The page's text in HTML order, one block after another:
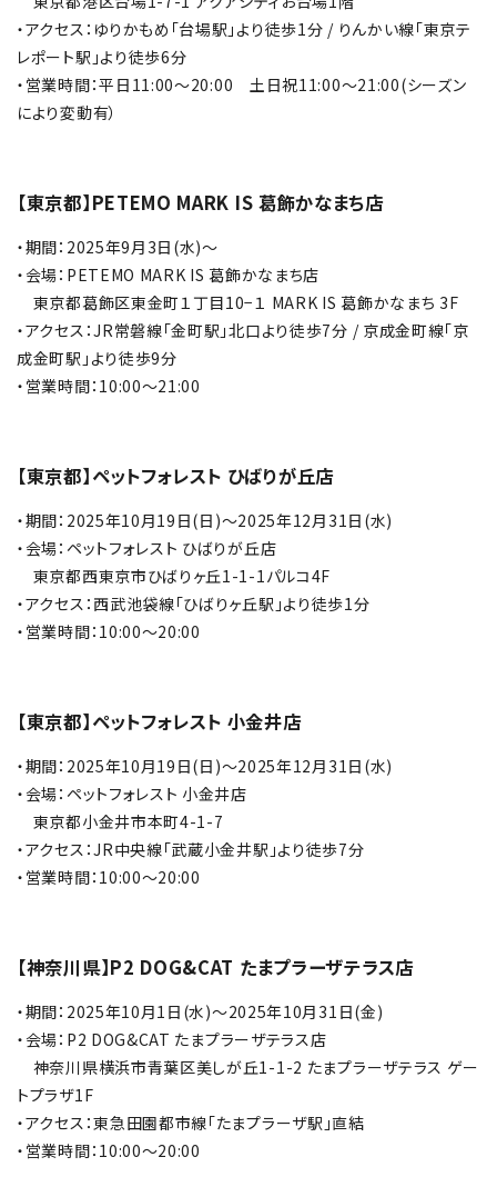
・アクセス：ゆりかもめ「台場駅」より徒歩1分 / りんかい線「東京テ
レポート駅」より徒歩6分
・営業時間：平日11:00～20:00 土日祝11:00～21:00(シーズン
により変動有）
【東京都】PETEMO MARK IS 葛飾かなまち店
・期間：2025年9月3日(水)～
・会場：PETEMO MARK IS 葛飾かなまち店
東京都葛飾区東金町１丁目10−１ MARK IS 葛飾かなまち 3F
・アクセス：JR常磐線「金町駅」北口より徒歩7分 / 京成金町線「京
成金町駅」より徒歩9分
・営業時間：10:00～21:00
【東京都】ペットフォレスト ひばりが丘店
・期間：2025年10月19日(日)～2025年12月31日(水)
・会場：ペットフォレスト ひばりが丘店
東京都西東京市ひばりヶ丘1-1-1パルコ4F
・アクセス：西武池袋線「ひばりヶ丘駅」より徒歩1分
・営業時間：10:00～20:00
【東京都】ペットフォレスト 小金井店
・期間：2025年10月19日(日)～2025年12月31日(水)
・会場：ペットフォレスト 小金井店
東京都小金井市本町4-1-7
・アクセス：JR中央線「武蔵小金井駅」より徒歩7分
・営業時間：10:00～20:00
【神奈川県】P2 DOG&CAT たまプラーザテラス店
・期間：2025年10月1日(水)～2025年10月31日(金)
・会場：P2 DOG&CAT たまプラーザテラス店
神奈川県横浜市青葉区美しが丘1-1-2 たまプラーザテラス ゲー
トプラザ1F
・アクセス：東急田園都市線「たまプラーザ駅」直結
・営業時間：10:00～20:00